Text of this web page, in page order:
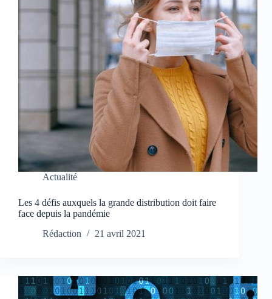
Actualité
Les 4 défis auxquels la grande distribution doit faire
face depuis la pandémie
Rédaction
21 avril 2021